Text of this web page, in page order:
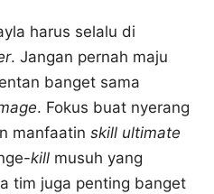
harus selalu di
. Jangan pernah maju
banget sama
. Fokus buat nyerang
manfaatinskill ultimate
kill musuh yang
tim juga penting banget